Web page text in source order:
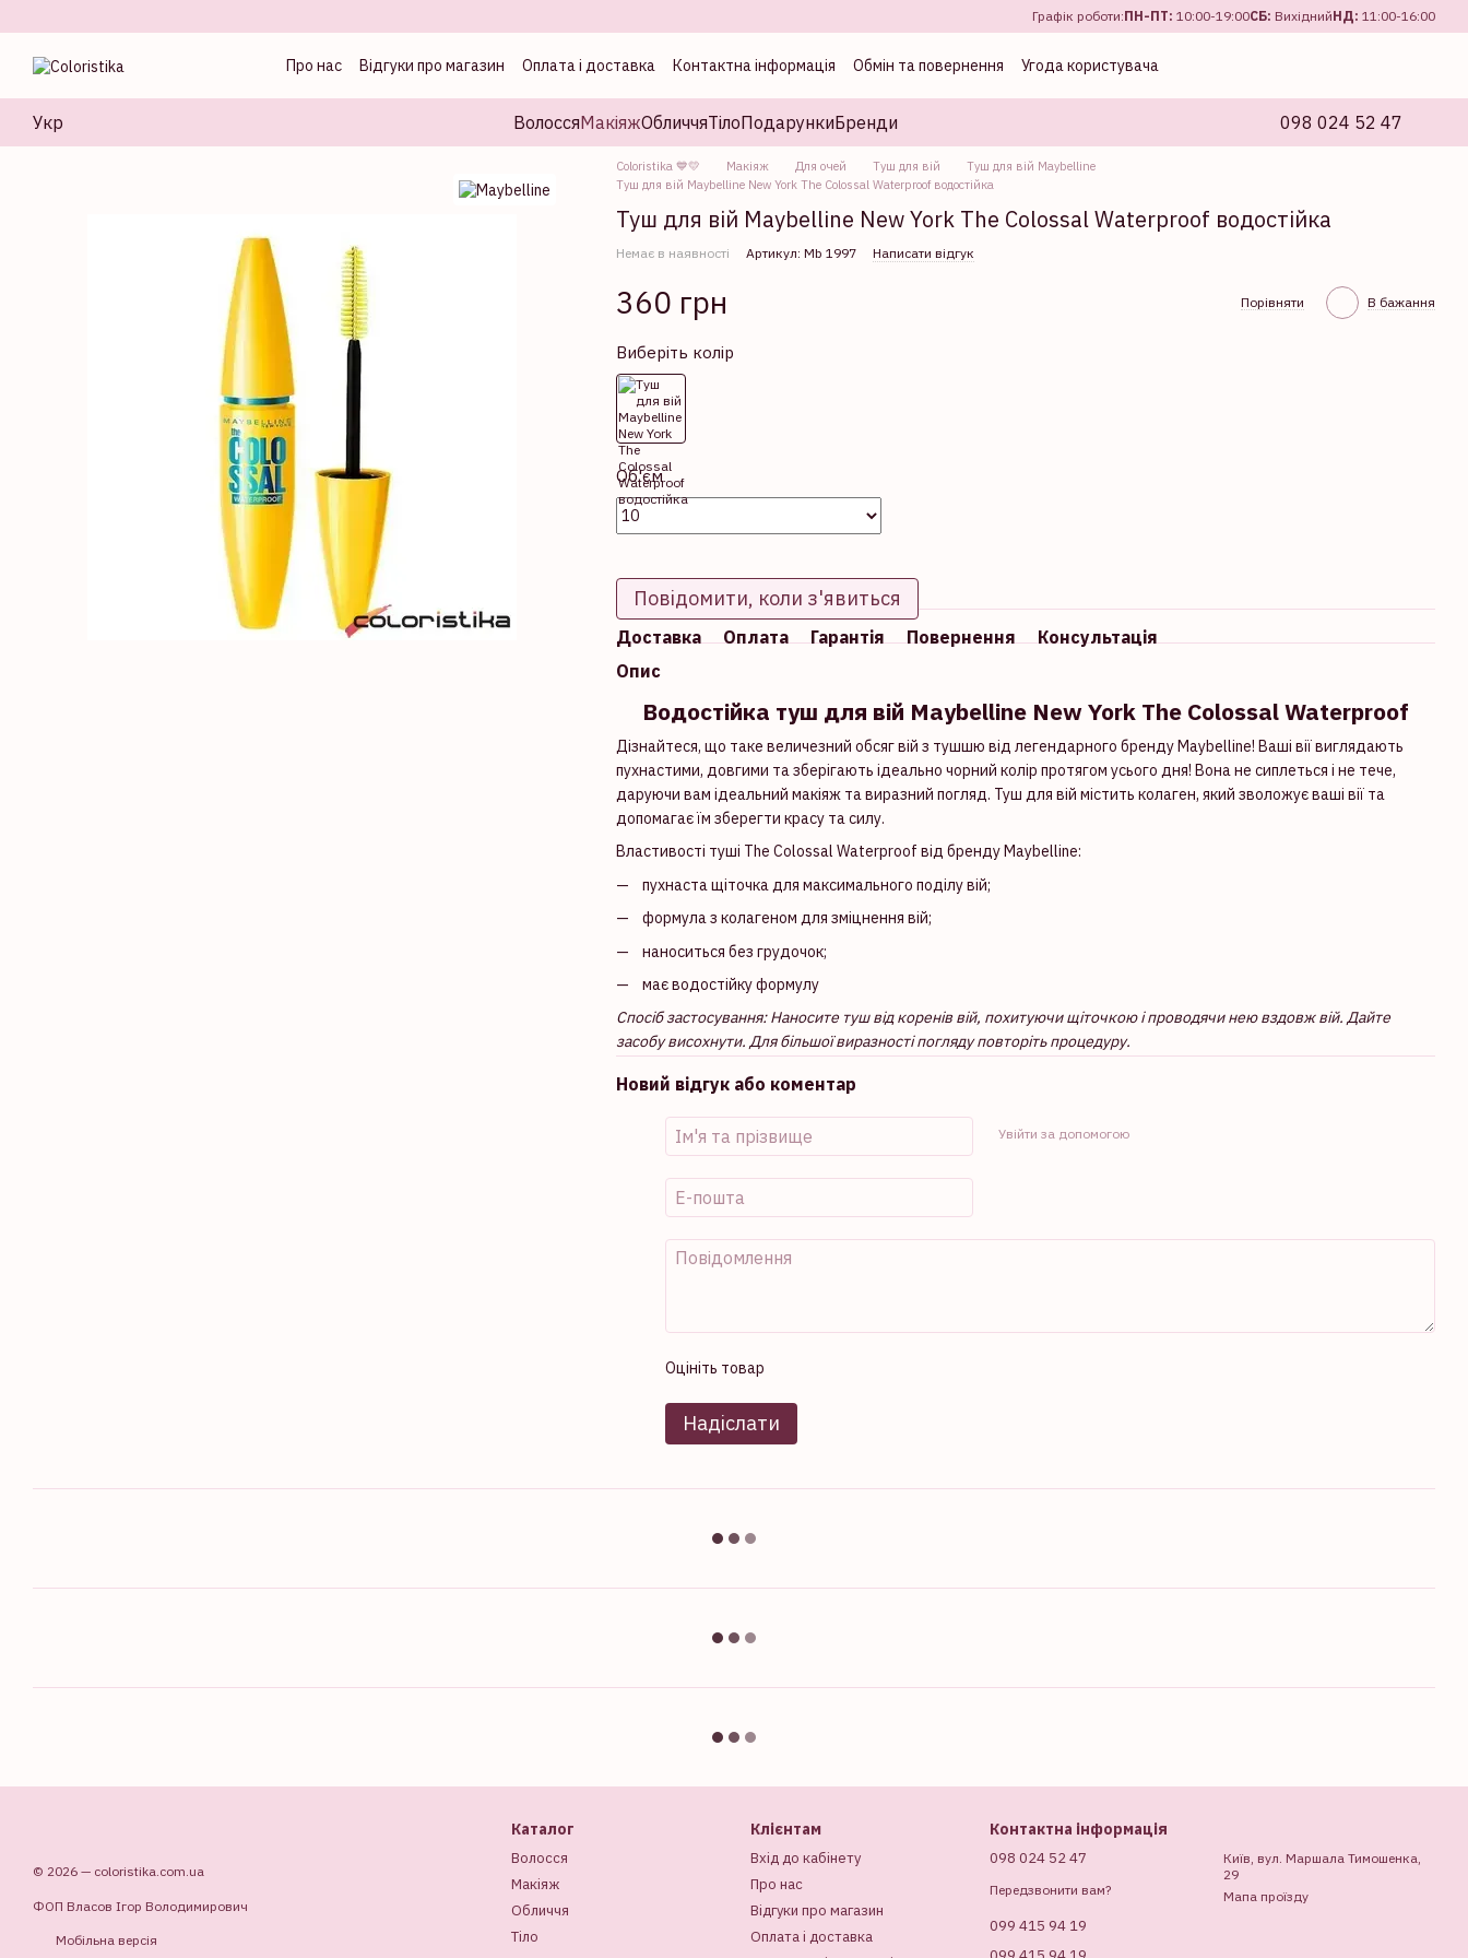
Графік роботи:ПН-ПТ: 10:00-19:00CБ: ВихіднийНД: 11:00-16:00
Про нас Відгуки про магазин Оплата і доставка Контактна інформація Обмін та повернення
Угода користувача
Укр ВолоссяМакіяжОбличчяТілоПодарункиБренди 098 024 52 47
Coloristika 💙💛 Макіяж Для очей Туш для вій
Туш для вій Maybelline
Туш для вій Maybelline New York The Colossal Waterproof водостійка
Туш для вій Maybelline New York The Colossal Waterproof водостійка
Немає в наявності Артикул: Mb 1997 Написати відгук
360 грн Порівняти В бажання
Виберіть колір
Об'єм
Повідомити, коли з'явиться
Доставка Оплата Гарантія Повернення
Консультація
Опис
Водостійка туш для вій Maybelline New York The Colossal Waterproof
Дізнайтеся, що таке величезний обсяг вій з тушшю від легендарного бренду Maybelline! Ваші вії виглядають
пухнастими, довгими та зберігають ідеально чорний колір протягом усього дня! Вона не сиплеться і не тече,
даруючи вам ідеальний макіяж та виразний погляд. Туш для вій містить колаген, який зволожує ваші вії та
допомагає їм зберегти красу та силу.
Властивості туші The Colossal Waterproof від бренду Maybelline:
пухнаста щіточка для максимального поділу вій;
формула з колагеном для зміцнення вій;
наноситься без грудочок;
має водостійку формулу
Спосіб застосування: Наносите туш від коренів вій, похитуючи щіточкою і проводячи нею вздовж вій. Дайте
засобу висохнути. Для більшої виразності погляду повторіть процедуру.
Новий відгук або коментар
Увійти за допомогою
Оцініть товар
Надіслати
© 2026 — coloristika.com.ua
ФОП Власов Ігор Володимирович
Мобільна версія
Каталог
Волосся
Макіяж
Обличчя
Тіло
Клієнтам
Вхід до кабінету
Про нас
Відгуки про магазин
Оплата і доставка
Контактна інформація
098 024 52 47
Передзвонити вам?
099 415 94 19
Київ, вул. Маршала Тимошенка,
29
Мапа проїзду